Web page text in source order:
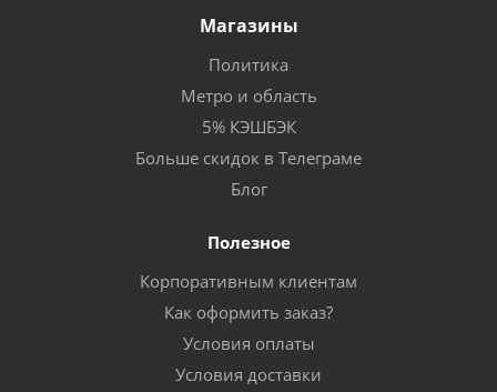
Магазины
Политика
Метро и область
5% КЭШБЭК
Больше скидок в Телеграме
Блог
Полезное
Корпоративным клиентам
Как оформить заказ?
Условия оплаты
Условия доставки